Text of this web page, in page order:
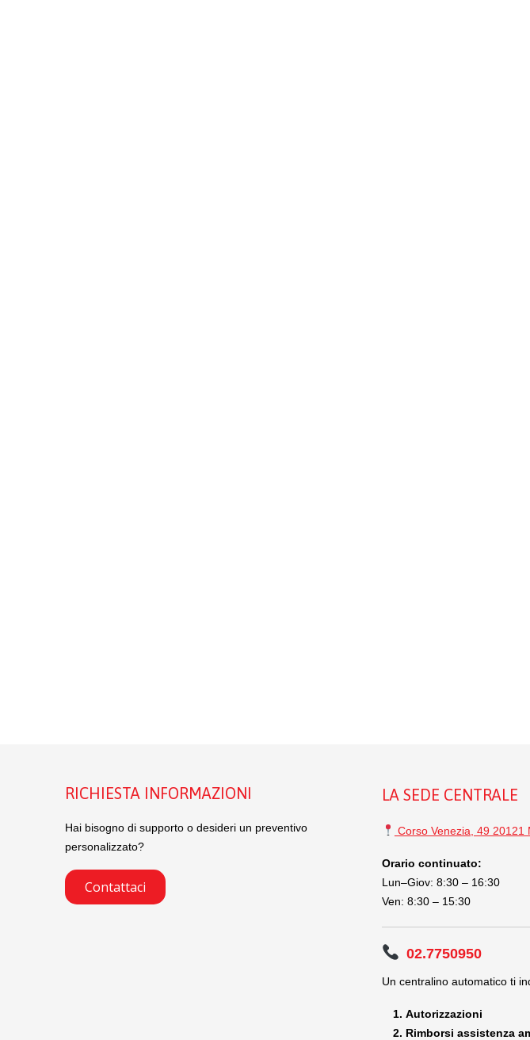
RICHIESTA INFORMAZIONI
Hai bisogno di supporto o desideri un preventivo
personalizzato?
Contattaci
LA SEDE CENTRALE
Corso Venezia, 49 20121
Orario continuato:
Lun–Giov: 8:30 – 16:30
Ven: 8:30 – 15:30
02.7750950
Un centralino automatico ti
Autorizzazioni
Rimborsi assistenza